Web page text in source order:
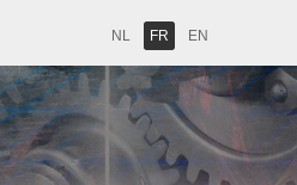
NL FR EN